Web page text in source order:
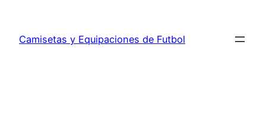
contenido
Camisetas y Equipaciones de Futbol